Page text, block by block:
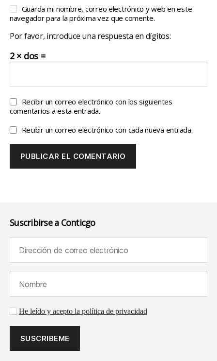
Guarda mi nombre, correo electrónico y web en este
navegador para la próxima vez que comente.
Por favor, introduce una respuesta en dígitos:
2 × dos =
Recibir un correo electrónico con los siguientes
comentarios a esta entrada.
Recibir un correo electrónico con cada nueva entrada.
Suscribirse a Conticgo
Aceptación de la política de privacidad
He leído y acepto la política de privacidad